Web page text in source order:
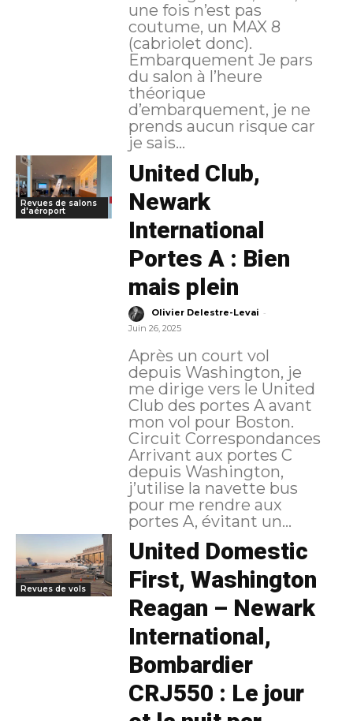
une fois n’est pas
coutume, un MAX 8
(cabriolet donc).
Embarquement Je pars
du salon à l’heure
théorique
d’embarquement, je ne
prends aucun risque car
je sais...
Revues de salons
d'aéroport
United Club,
Newark
International
Portes A : Bien
mais plein
Olivier Delestre-Levai -
Juin 26, 2025
Après un court vol
depuis Washington, je
me dirige vers le United
Club des portes A avant
mon vol pour Boston.
Circuit Correspondances
Arrivant aux portes C
depuis Washington,
j’utilise la navette bus
pour me rendre aux
portes A, évitant un...
Revues de vols
United Domestic
First, Washington
Reagan – Newark
International,
Bombardier
CRJ550 : Le jour